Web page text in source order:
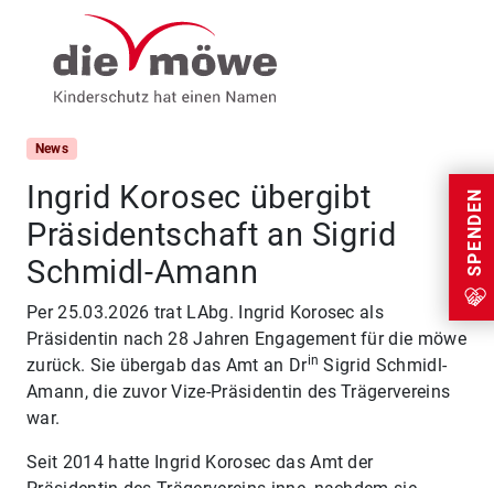
Weiter zum Inhalt
SPENDEN
News
Ingrid Korosec übergibt
Präsidentschaft an Sigrid
Schmidl-Amann
Per 25.03.2026 trat LAbg. Ingrid Korosec als
Präsidentin nach 28 Jahren Engagement für die möwe
zurück. Sie übergab das Amt an Drin Sigrid Schmidl-
Amann, die zuvor Vize-Präsidentin des Trägervereins
war.
Seit 2014 hatte Ingrid Korosec das Amt der